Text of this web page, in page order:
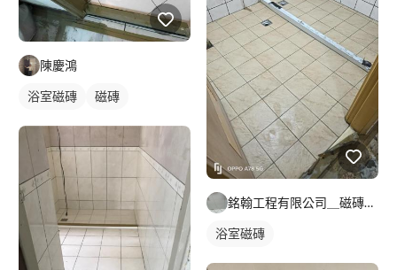
陳慶鴻
浴室磁磚 磁磚
銘翰工程有限公司＿磁磚師傅
浴室磁磚